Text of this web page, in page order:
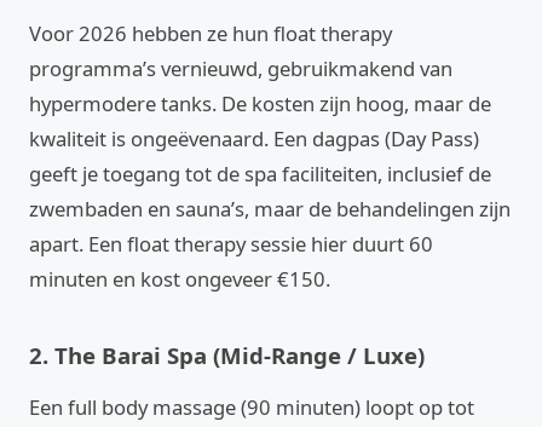
Voor 2026 hebben ze hun float therapy
programma’s vernieuwd, gebruikmakend van
hypermodere tanks. De kosten zijn hoog, maar de
kwaliteit is ongeëvenaard. Een dagpas (Day Pass)
geeft je toegang tot de spa faciliteiten, inclusief de
zwembaden en sauna’s, maar de behandelingen zijn
apart. Een float therapy sessie hier duurt 60
minuten en kost ongeveer €150.
2. The Barai Spa (Mid-Range / Luxe)
Een full body massage (90 minuten) loopt op tot